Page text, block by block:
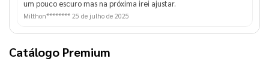
um pouco escuro mas na próxima irei ajustar.
Milthon******** 25 de julho de 2025
Catálogo Premium